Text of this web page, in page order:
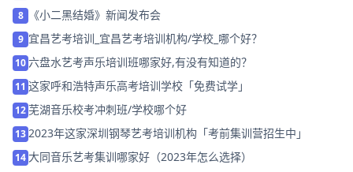
8 《小二黑结婚》新闻发布会
9 宜昌艺考培训_宜昌艺考培训机构/学校_哪个好？
10六盘水艺考声乐培训班哪家好,有没有知道的？
11 这家呼和浩特声乐高考培训学校「免费试学」
12芜湖音乐校考冲刺班/学校哪个好
132023年这家深圳钢琴艺考培训机构「考前集训营招生中」
14大同音乐艺考集训哪家好（2023年怎么选择）